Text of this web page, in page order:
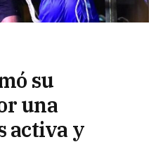
su
una
activa y